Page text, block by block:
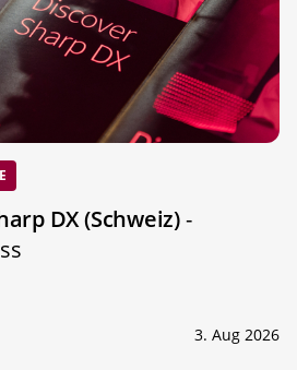
DX (Schweiz)-
3. Aug 2026